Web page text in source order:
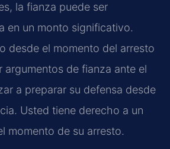
la fianza puede ser
en un monto significativo.
desde el momento del arresto
argumentos de fianza ante el
a preparar su defensa desde
Usted tiene derecho a un
momento de su arresto.